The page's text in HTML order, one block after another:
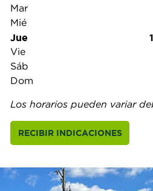
Mar
Mié
Jue
Vie
Sáb
Dom
Los horarios pueden variar
RECIBIR INDICACIONES